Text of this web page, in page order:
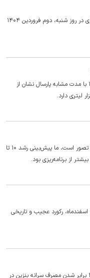
مصرف روزانه بنزین کشور همزمان با آغاز سفرهای نوروزی در روز شنبه، دوم فروردین ۱۴۰۴
مقایسه مصرف بنزین در نخستین روز از فروردین ۱۴۰۴ با مدت مشابه پارسال نشان از
سخنگوی صنف جایگاه‌داران گفت: مصرف بنزین فراتر از تصور است، ما پیش‌بینی رشد ۱۰ تا
با مصرف ۱۶۴ میلیون و ۴۰۰ هزار لیتر بنزین در روز ۲۹ اسفندماه، رکورد عجیب و تاریخی
معاون ستاد مدیریت حمل‌ونقل و سوخت با اشاره به ۲ برابر شدن مصرف سرانه بنزین در